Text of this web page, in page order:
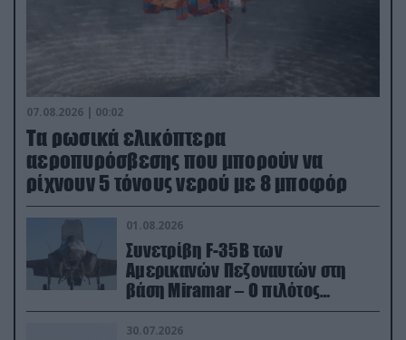
07.08.2026 | 00:02
Τα ρωσικά ελικόπτερα
αεροπυρόσβεσης που μπορούν να
ρίχνουν 5 τόνους νερού με 8 μποφόρ
01.08.2026
Συνετρίβη F-35B των
Αμερικανών Πεζοναυτών στη
βάση Miramar – Ο πιλότος
εκτινάχθηκε εγκαίρως
30.07.2026